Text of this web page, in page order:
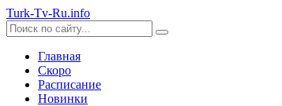
Turk-Tv-Ru.info
Главная
Скоро
Расписание
Новинки